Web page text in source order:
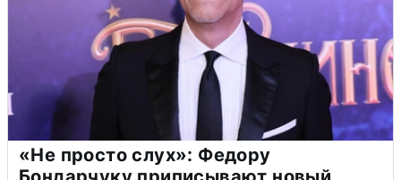
«Не просто слух»: Федору